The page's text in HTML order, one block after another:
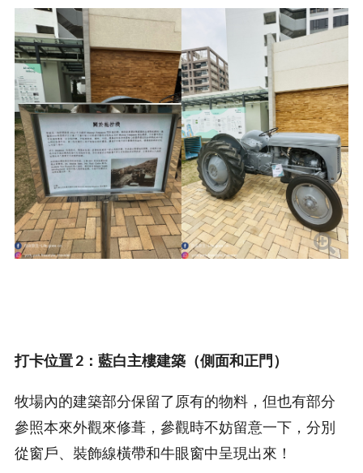
打卡位置 2：藍白主樓建築（側面和正門）
牧場內的建築部分保留了原有的物料，但也有部分
參照本來外觀來修葺，參觀時不妨留意一下，分別
從窗戶、裝飾線橫帶和牛眼窗中呈現出來！